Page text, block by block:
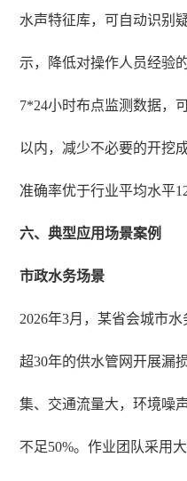
水声特征库，可自动识别
示，降低对操作人员经验
7*24小时布点监测数据，
以内，减少不必要的开挖
准确率优于行业平均水平
六、典型应用场景案例
市政水务场景
2026年3月，某省会城市
超30年的供水管网开展漏
集、交通流量大，环境噪
不足50%。作业团队采用